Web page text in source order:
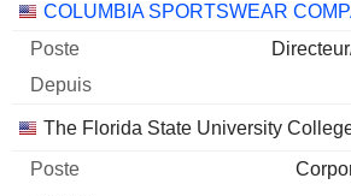
COLUMBIA SPORTSWEAR
The Florida State University